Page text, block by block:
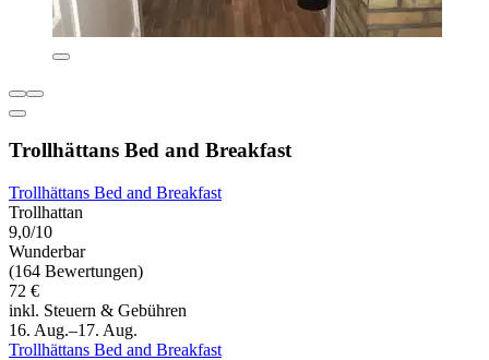
Trollhättans Bed and Breakfast
Trollhättans Bed and Breakfast
Trollhattan
9,0/10
Wunderbar
(164 Bewertungen)
72 €
inkl. Steuern & Gebühren
16. Aug.–17. Aug.
Trollhättans Bed and Breakfast